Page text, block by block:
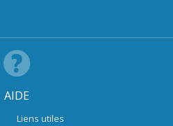
AIDE
Liens utiles